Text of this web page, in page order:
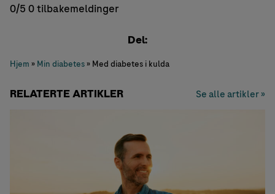
0/5 0 tilbakemeldinger
Del:
Hjem » Min diabetes» Med diabetes i kulda
RELATERTE ARTIKLER Se alle artikler »